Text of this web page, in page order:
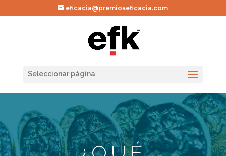
eficacia@premioseficacia.com
Seleccionar página